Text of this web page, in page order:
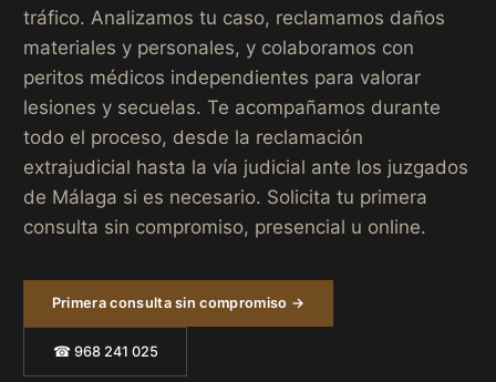
tráfico. Analizamos tu caso, reclamamos daños
materiales y personales, y colaboramos con
peritos médicos independientes para valorar
lesiones y secuelas. Te acompañamos durante
todo el proceso, desde la reclamación
extrajudicial hasta la vía judicial ante los juzgados
de Málaga si es necesario. Solicita tu primera
consulta sin compromiso, presencial u online.
Primera consulta sin compromiso →
☎ 968 241 025